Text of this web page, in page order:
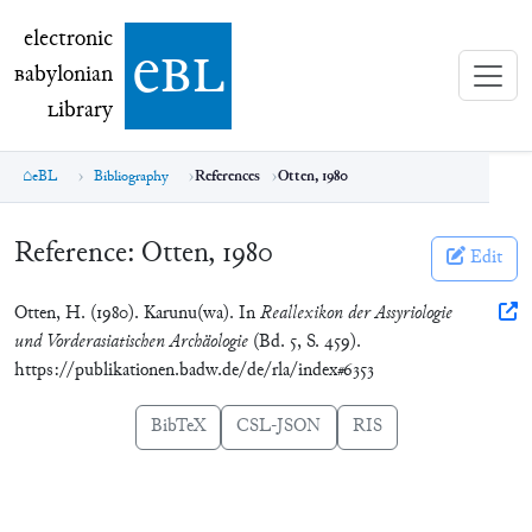
electronic Babylonian Library (eBL)
electronic
Babylonian
Library ebl
eBL Bibliography References Otten, 1980
Reference: Otten, 1980 Edit
Otten, H. (1980). Karunu(wa). InReallexikon der Assyriologie
und Vorderasiatischen Archäologie (Bd. 5, S. 459).
https://publikationen.badw.de/de/rla/index#6353
BibTeX CSL-JSON RIS